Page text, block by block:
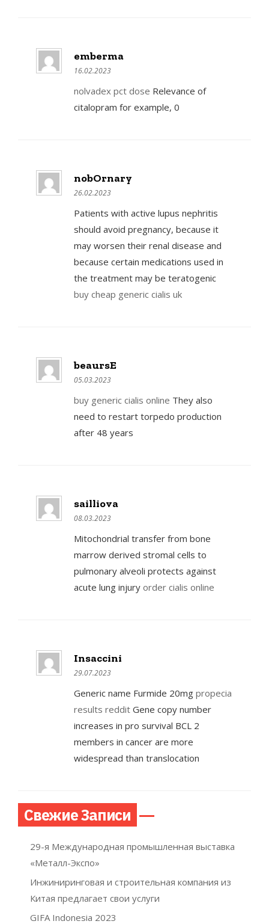
emberma
16.02.2023
nolvadex pct dose Relevance of
citalopram for example, 0
nobOrnary
26.02.2023
Patients with active lupus nephritis
should avoid pregnancy, because it
may worsen their renal disease and
because certain medications used in
the treatment may be teratogenic
buy cheap generic cialis uk
beaursE
05.03.2023
buy generic cialis online They also
need to restart torpedo production
after 48 years
sailliova
08.03.2023
Mitochondrial transfer from bone
marrow derived stromal cells to
pulmonary alveoli protects against
acute lung injury order cialis online
Insaccini
29.07.2023
Generic name Furmide 20mg propecia
results redditGene copy number
increases in pro survival BCL 2
members in cancer are more
widespread than translocation
Свежие Записи
29-я Международная промышленная выставка
«Металл-Экспо»
Инжиниринговая и строительная компания из
Китая предлагает свои услуги
GIFA Indonesia 2023